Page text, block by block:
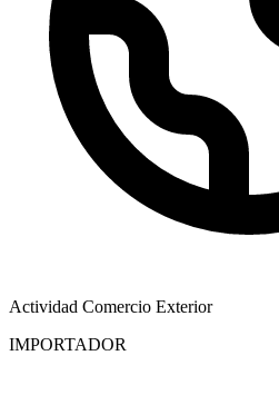
Actividad Comercio Exterior
IMPORTADOR